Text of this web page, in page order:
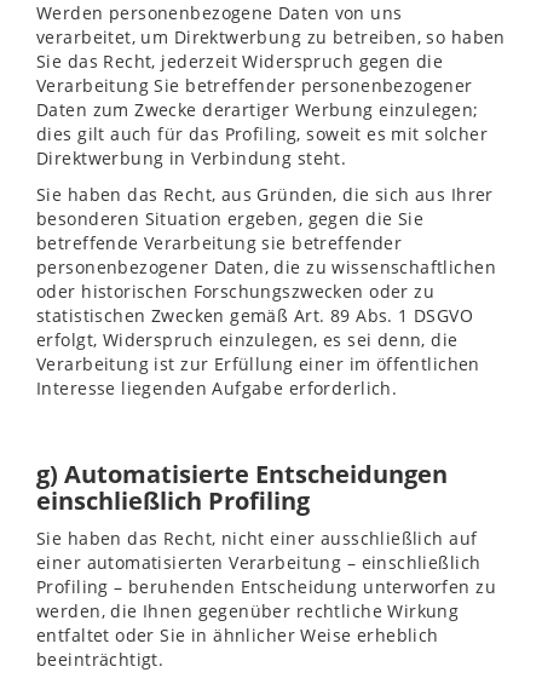
Werden personenbezogene Daten von uns
verarbeitet, um Direktwerbung zu betreiben, so haben
Sie das Recht, jederzeit Widerspruch gegen die
Verarbeitung Sie betreffender personenbezogener
Daten zum Zwecke derartiger Werbung einzulegen;
dies gilt auch für das Profiling, soweit es mit solcher
Direktwerbung in Verbindung steht.
Sie haben das Recht, aus Gründen, die sich aus Ihrer
besonderen Situation ergeben, gegen die Sie
betreffende Verarbeitung sie betreffender
personenbezogener Daten, die zu wissenschaftlichen
oder historischen Forschungszwecken oder zu
statistischen Zwecken gemäß Art. 89 Abs. 1 DSGVO
erfolgt, Widerspruch einzulegen, es sei denn, die
Verarbeitung ist zur Erfüllung einer im öffentlichen
Interesse liegenden Aufgabe erforderlich.
g) Automatisierte Entscheidungen
einschließlich Profiling
Sie haben das Recht, nicht einer ausschließlich auf
einer automatisierten Verarbeitung – einschließlich
Profiling – beruhenden Entscheidung unterworfen zu
werden, die Ihnen gegenüber rechtliche Wirkung
entfaltet oder Sie in ähnlicher Weise erheblich
beeinträchtigt.